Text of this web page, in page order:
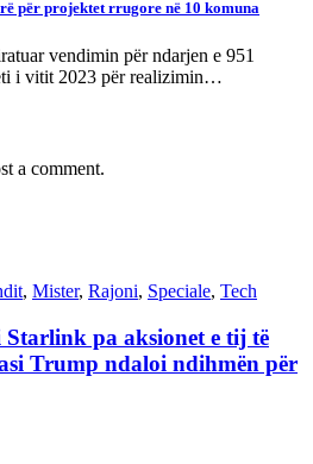
për projektet rrugore në 10 komuna
vendimin për ndarjen e 951
i vitit 2023 për realizimin…
a comment.
, Mister, Rajoni, Speciale, Tech
pa aksionet e tij të
Trump ndaloi ndihmën për